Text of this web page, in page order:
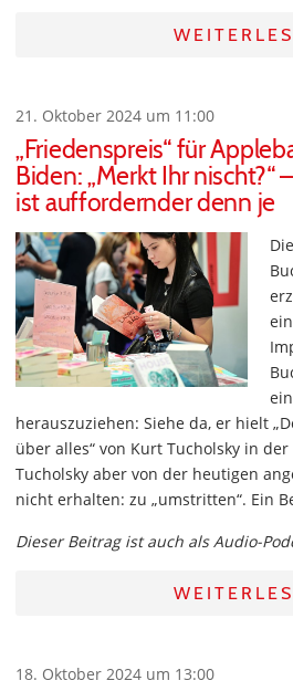
21. Oktober 2024 um 11:00
„Friedenspreis“ für
Biden: „Merkt Ihr nischt?“
ist auffordernder denn je
herauszuziehen: Siehe da, er hielt
über alles“ von Kurt Tucholsky in
Tucholsky aber von der heutigen
nicht erhalten: zu „umstritten“. Ein
Dieser Beitrag ist auch als Audio-
18. Oktober 2024 um 13:00